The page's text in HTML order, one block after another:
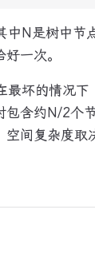
中N是树中节
一次。
最坏的情况下
包含约N/2个
空间复杂度取